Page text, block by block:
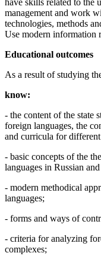
management and work
technologies, methods
Use modern information
Educational outcomes
As a result of studying
know:
- the content of the state
foreign languages, the
and curricula for
- basic concepts of the
languages in Russian
- modern methodical
languages;
- forms and ways of
- criteria for analyzing
complexes;